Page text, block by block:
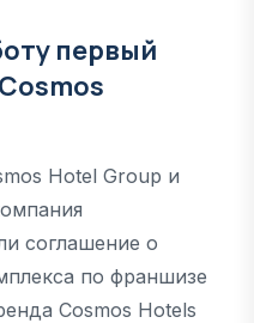
первый
Hotel Group и
соглашение о
по франшизе
Cosmos Hotels